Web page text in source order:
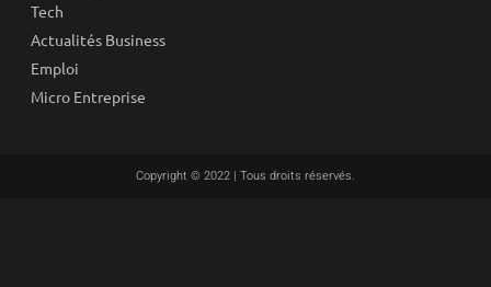
Tech
Actualités Business
Emploi
Micro Entreprise
Copyright © 2022 | Tous droits réservés.